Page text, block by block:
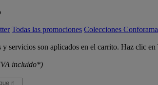
Todas las promociones Colecciones Conforama
y servicios son aplicados en el carrito. Haz clic
incluido*)